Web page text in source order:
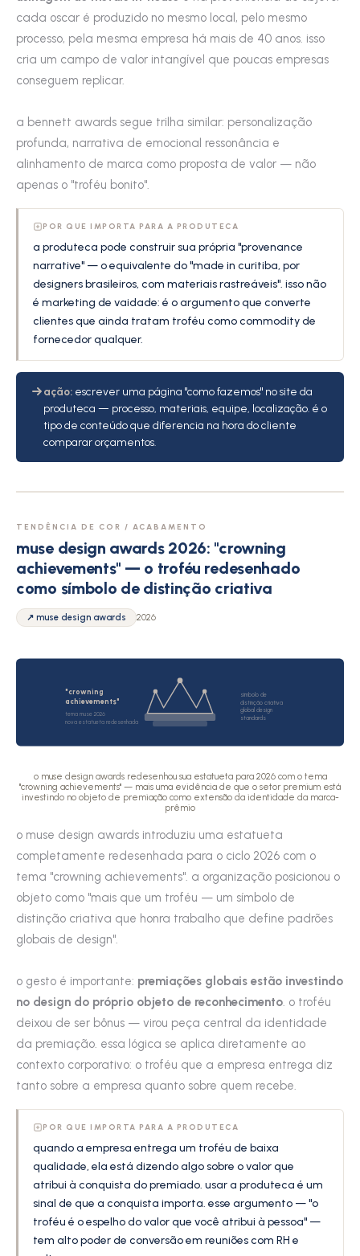
cada oscar é produzido no mesmo local, pelo mesmo
processo, pela mesma empresa há mais de 40 anos. isso
cria um campo de valor intangível que poucas empresas
conseguem replicar.
a bennett awards segue trilha similar: personalização
profunda, narrativa de emocional ressonância e
alinhamento de marca como proposta de valor — não
apenas o "troféu bonito".
POR QUE IMPORTA PARA A PRODUTECA
a produteca pode construir sua própria "provenance
narrative" — o equivalente do "made in curitiba, por
designers brasileiros, com materiais rastreáveis". isso não
é marketing de vaidade: é o argumento que converte
clientes que ainda tratam troféu como commodity de
fornecedor qualquer.
ação: escrever uma página "como fazemos" no site da
produteca — processo, materiais, equipe, localização. é o
tipo de conteúdo que diferencia na hora do cliente
comparar orçamentos.
TENDÊNCIA DE COR / ACABAMENTO
muse design awards 2026: "crowning
achievements" — o troféu redesenhado
como símbolo de distinção criativa
↗ muse design awards 2026
"crowning
achievements"
tema muse 2026
nova estatueta redesenhada
símbolo de
distinção criativa
global design
standards
o muse design awards redesenhou sua estatueta para 2026 com o tema
"crowning achievements" — mais uma evidência de que o setor premium está
investindo no objeto de premiação como extensão da identidade da marca-
prêmio
o muse design awards introduziu uma estatueta
completamente redesenhada para o ciclo 2026 com o
tema "crowning achievements". a organização posicionou o
objeto como "mais que um troféu — um símbolo de
distinção criativa que honra trabalho que define padrões
globais de design".
o gesto é importante: premiações globais estão investindo
no design do próprio objeto de reconhecimento. o troféu
deixou de ser bônus — virou peça central da identidade
da premiação. essa lógica se aplica diretamente ao
contexto corporativo: o troféu que a empresa entrega diz
tanto sobre a empresa quanto sobre quem recebe.
POR QUE IMPORTA PARA A PRODUTECA
quando a empresa entrega um troféu de baixa
qualidade, ela está dizendo algo sobre o valor que
atribui à conquista do premiado. usar a produteca é um
sinal de que a conquista importa. esse argumento — "o
troféu é o espelho do valor que você atribui à pessoa" —
tem alto poder de conversão em reuniões com RH e